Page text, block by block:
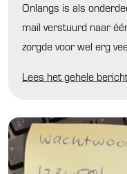
Onlangs is als
mail verstuurd naar
zorgde voor wel erg
Lees het gehele